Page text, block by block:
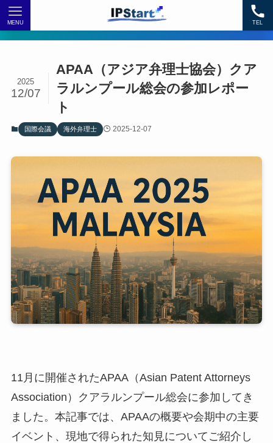
TEL
MENU
APAA（アジア弁理士協会）クア
ラルンプール総会の参加レポー
ト
2025
12/07
国際会議 海外弁理士 2025-12-07
11月に開催されたAPAA（Asian Patent Attorneys
Association）クアラルンプール総会に参加してき
ました。本記事では、APAAの概要や会期中の主要
イベント、現地で得られた知見についてご紹介し